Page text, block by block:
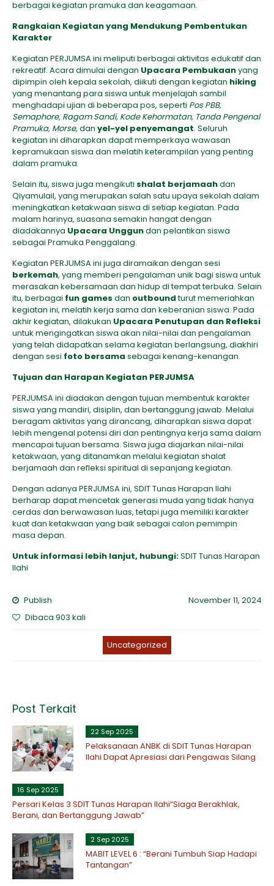
berbagai kegiatan pramuka dan keagamaan.
Rangkaian Kegiatan yang Mendukung Pembentukan
Karakter
Kegiatan PERJUMSA ini meliputi berbagai aktivitas edukatif dan
rekreatif. Acara dimulai dengan Upacara Pembukaanyang
dipimpin oleh kepala sekolah, diikuti dengan kegiatan hiking
yang menantang para siswa untuk menjelajah sambil
menghadapi ujian di beberapa pos, seperti Pos PBB,
Semaphore, Ragam Sandi, Kode Kehormatan, Tanda Pengenal
Pramuka, Morse,dan yel-yel penyemangat. Seluruh
kegiatan ini diharapkan dapat memperkaya wawasan
kepramukaan siswa dan melatih keterampilan yang penting
dalam pramuka.
Selain itu, siswa juga mengikuti shalat berjamaahdan
Qiyamulail, yang merupakan salah satu upaya sekolah dalam
meningkatkan ketakwaan siswa di setiap kegiatan. Pada
malam harinya, suasana semakin hangat dengan
diadakannya Upacara Unggundan pelantikan siswa
sebagai Pramuka Penggalang.
Kegiatan PERJUMSA ini juga diramaikan dengan sesi
berkemah, yang memberi pengalaman unik bagi siswa untuk
merasakan kebersamaan dan hidup di tempat terbuka. Selain
itu, berbagai fun games dan outboundturut memeriahkan
kegiatan ini, melatih kerja sama dan keberanian siswa. Pada
akhir kegiatan, dilakukan Upacara Penutupan dan Refleksi
untuk mengingatkan siswa akan nilai-nilai dan pengalaman
yang telah didapatkan selama kegiatan berlangsung, diakhiri
dengan sesi foto bersama sebagai kenang-kenangan.
Tujuan dan Harapan Kegiatan PERJUMSA
PERJUMSA ini diadakan dengan tujuan membentuk karakter
siswa yang mandiri, disiplin, dan bertanggung jawab. Melalui
beragam aktivitas yang dirancang, diharapkan siswa dapat
lebih mengenal potensi diri dan pentingnya kerja sama dalam
mencapai tujuan bersama. Siswa juga diajarkan nilai-nilai
ketakwaan, yang ditanamkan melalui kegiatan shalat
berjamaah dan refleksi spiritual di sepanjang kegiatan.
Dengan adanya PERJUMSA ini, SDIT Tunas Harapan Ilahi
berharap dapat mencetak generasi muda yang tidak hanya
cerdas dan berwawasan luas, tetapi juga memiliki karakter
kuat dan ketakwaan yang baik sebagai calon pemimpin
masa depan.
Untuk informasi lebih lanjut, hubungi:SDIT Tunas Harapan
Ilahi
Publish
November 11, 2024
Dibaca 903 kali
Uncategorized
Post Terkait
22 Sep 2025
Pelaksanaan ANBK di SDIT Tunas Harapan
Ilahi Dapat Apresiasi dari Pengawas Silang
16 Sep 2025
Persari Kelas 3 SDIT Tunas Harapan Ilahi“Siaga Berakhlak,
Berani, dan Bertanggung Jawab”
2 Sep 2025
MABIT LEVEL 6 : “Berani Tumbuh Siap Hadapi
Tantangan”